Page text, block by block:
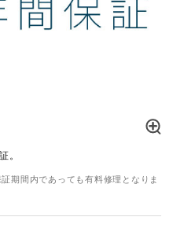
。
期間内であっても有料修理となりま